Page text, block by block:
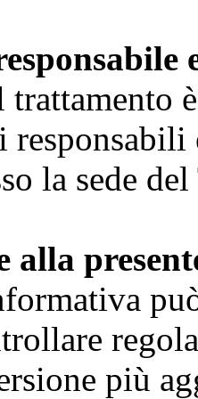
la sede
alla
più